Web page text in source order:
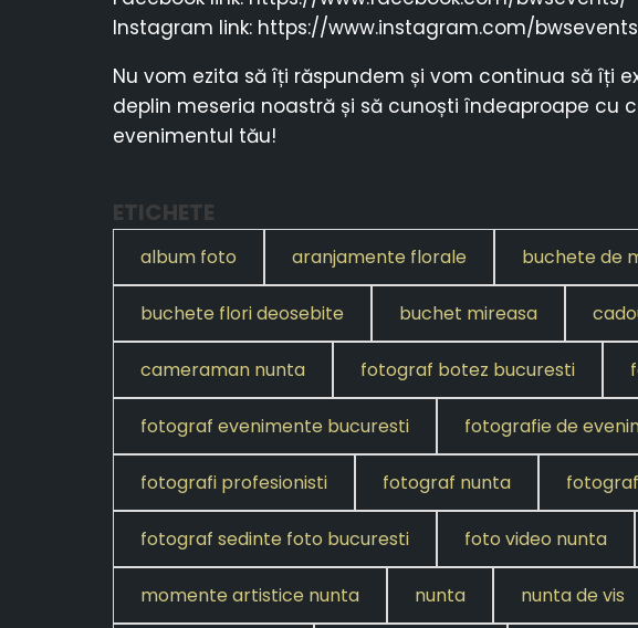
Instagram link: https://www.instagram.com/
Nu vom ezita să îți răspundem și vom continua să îți
deplin meseria noastră și să cunoști îndeaproape cu
evenimentul tău!
ETICHETE
album foto aranjamente florale buchete de
buchete flori deosebite buchet mireasa
cameraman nunta fotograf botez bucuresti
fotograf evenimente bucuresti fotografie de
fotografi profesionisti fotograf nunta
fotograf sedinte foto bucuresti foto video nunta
momente artistice nunta nunta nunta de vis